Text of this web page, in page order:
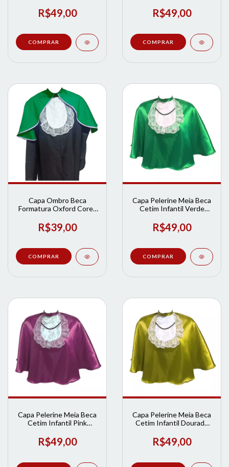
Formatura
R$49,00
COMPRAR
R$49,00
COMPRAR
Capa Ombro Beca
Formatura Oxford Cores
de Formatura
R$39,00
COMPRAR
Capa Pelerine Meia Beca
Cetim Infantil Verde
Formatura
R$49,00
COMPRAR
Capa Pelerine Meia Beca
Cetim Infantil Pink
Formatura
R$49,00
Capa Pelerine Meia Beca
Cetim Infantil Dourado
Formatura
R$49,00